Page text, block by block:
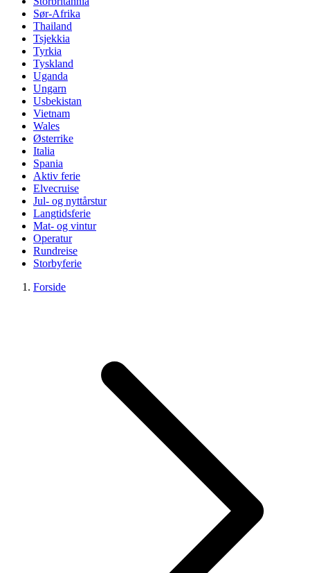
Sør-Afrika
Thailand
Tsjekkia
Tyrkia
Tyskland
Uganda
Ungarn
Usbekistan
Vietnam
Wales
Østerrike
Italia
Spania
Aktiv ferie
Elvecruise
Jul- og nyttårstur
Langtidsferie
Mat- og vintur
Operatur
Rundreise
Storbyferie
Forside